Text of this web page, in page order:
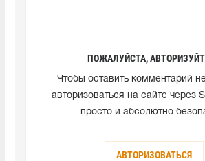
ПОЖАЛУЙСТА,
Чтобы оставить комментарий
авторизоваться на сайте через
просто и абсолютно
АВТОРИЗОВАТЬСЯ